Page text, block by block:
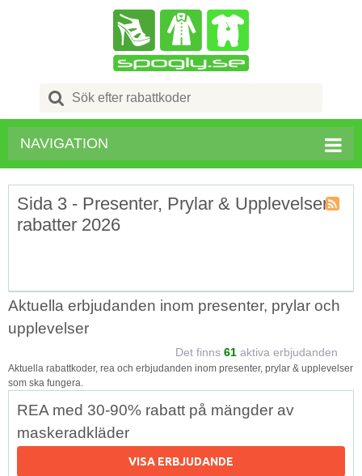
Search
for:
NAVIGATION
Sida 3 - Presenter, Prylar & Upplevelser
rabatter 2026
Aktuella erbjudanden inom presenter, prylar och
upplevelser
Det finns 61 aktiva erbjudanden
Aktuella rabattkoder, rea och erbjudanden inom presenter, prylar & upplevelser
som ska fungera.
REA med 30-90% rabatt på mängder av
maskeradkläder
VISA ERBJUDANDE